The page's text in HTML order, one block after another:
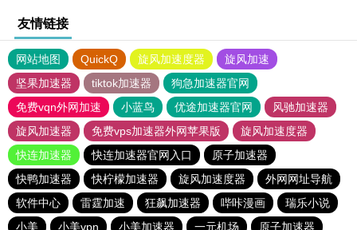
友情链接
网站地图 QuickQ 旋风加速度器
旋风加速
坚果加速器
tiktok加速器
狗急加速器官网
免费vqn外网加速
小蓝鸟 优途加速器官网
风驰加速器
旋风加速器
免费vps加速器外网苹果版
旋风加速度器
快连加速器
快连加速器官网入口
原子加速器
快鸭加速器
快柠檬加速器 旋风加速度器
外网网址导航
软件中心
雷霆加速 狂飙加速器 哔咔漫画
瑞乐小说
小美
小美vpn 小美加速器 一元机场 原子加速器